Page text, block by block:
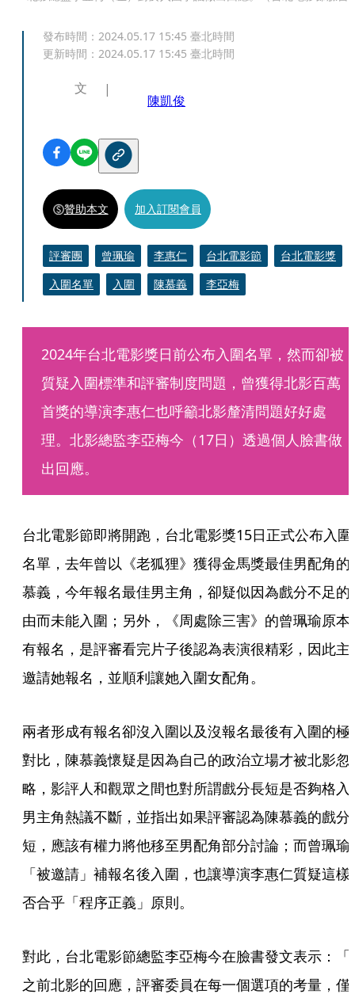
發布時間： 2024.05.17 15:45 臺北時間
更新時間： 2024.05.17 15:45 臺北時間
文
陳凱俊
贊助本文 加入訂閱會員
評審團 曾珮瑜 李惠仁 台北電影節
台北電影獎
入圍名單
入圍 陳慕義 李亞梅
2024年台北電影獎日前公布入圍名單，然而卻被
質疑入圍標準和評審制度問題，曾獲得北影百萬
首獎的導演李惠仁也呼籲北影釐清問題好好處
理。北影總監李亞梅今（17日）透過個人臉書做
出回應。
台北電影節即將開跑，台北電影獎15日正式公布入圍
名單，去年曾以《老狐狸》獲得金馬獎最佳男配角的
慕義，今年報名最佳男主角，卻疑似因為戲分不足的
由而未能入圍；另外，《周處除三害》的曾珮瑜原本
有報名，是評審看完片子後認為表演很精彩，因此主
邀請她報名，並順利讓她入圍女配角。
兩者形成有報名卻沒入圍以及沒報名最後有入圍的極
對比，陳慕義懷疑是因為自己的政治立場才被北影忽
略，影評人和觀眾之間也對所謂戲分長短是否夠格入
男主角熱議不斷，並指出如果評審認為陳慕義的戲分
短，應該有權力將他移至男配角部分討論；而曾珮瑜
「被邀請」補報名後入圍，也讓導演李惠仁質疑這樣
否合乎「程序正義」原則。
對此，台北電影節總監李亞梅今在臉書發文表示：「
之前北影的回應，評審委員在每一個選項的考量，僅